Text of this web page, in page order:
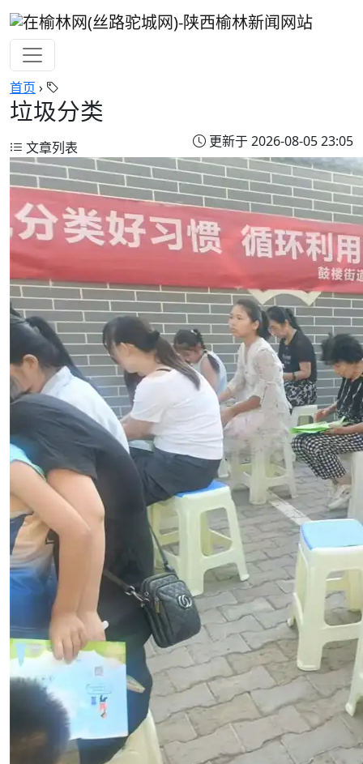
首页 ›
垃圾分类
更新于 2026-08-05 23:05
文章列表